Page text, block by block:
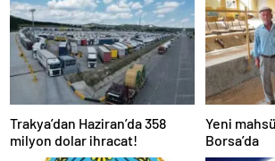
Trakya’dan Haziran’da 358
milyon dolar ihracat!
Yeni
Borsa’da